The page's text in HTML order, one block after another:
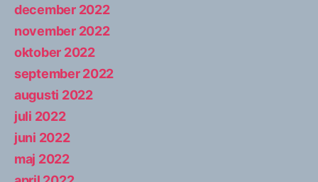
december 2022
november 2022
oktober 2022
september 2022
augusti 2022
juli 2022
juni 2022
maj 2022